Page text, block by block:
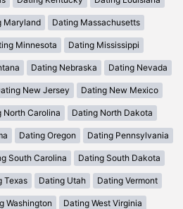
Maryland Dating Massachusetts
Minnesota Dating Mississippi
Dating Nebraska Dating Nevada
New Jersey Dating New Mexico
North Carolina Dating North Dakota
Dating Oregon Dating Pennsylvania
South Carolina Dating South Dakota
Texas Dating Utah Dating Vermont
Washington Dating West Virginia